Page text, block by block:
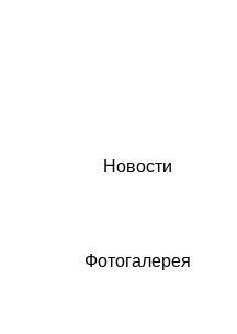
Новости
Фотогалерея